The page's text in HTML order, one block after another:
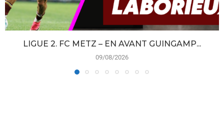
LIGUE 2. FC METZ – EN AVANT GUINGAMP...
09/08/2026